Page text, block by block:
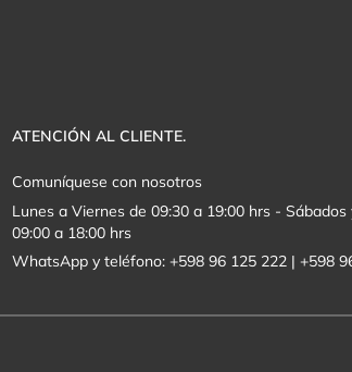
del año.
ATENCIÓN AL CLIENTE.
Comuníquese con nosotros
Lunes a Viernes de 09:30 a 19:00 hrs - Sábados
09:00 a 18:00 hrs
WhatsApp y teléfono: +598 96 125 222 | +598